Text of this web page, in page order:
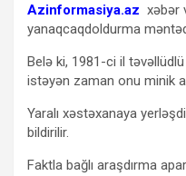
Azinformasiya.az xəbər
yanaqcaqdoldurma
Belə ki, 1981-ci il
istəyən zaman onu minik
Yaralı xəstəxanaya
bildirilir.
Faktla bağlı araşdırma